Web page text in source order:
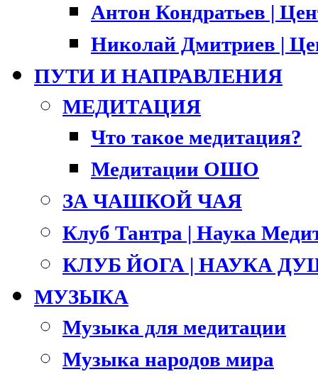
Антон Кондратьев |
Николай Дмитриев |
ПУТИ И НАПРАВЛЕНИЯ
МЕДИТАЦИЯ
Что такое медитация?
Медитации ОШО
ЗА ЧАШКОЙ ЧАЯ
Клуб Тантра | Наука
КЛУБ ЙОГА | НАУКА
МУЗЫКА
Музыка для медитации
Музыка народов мира